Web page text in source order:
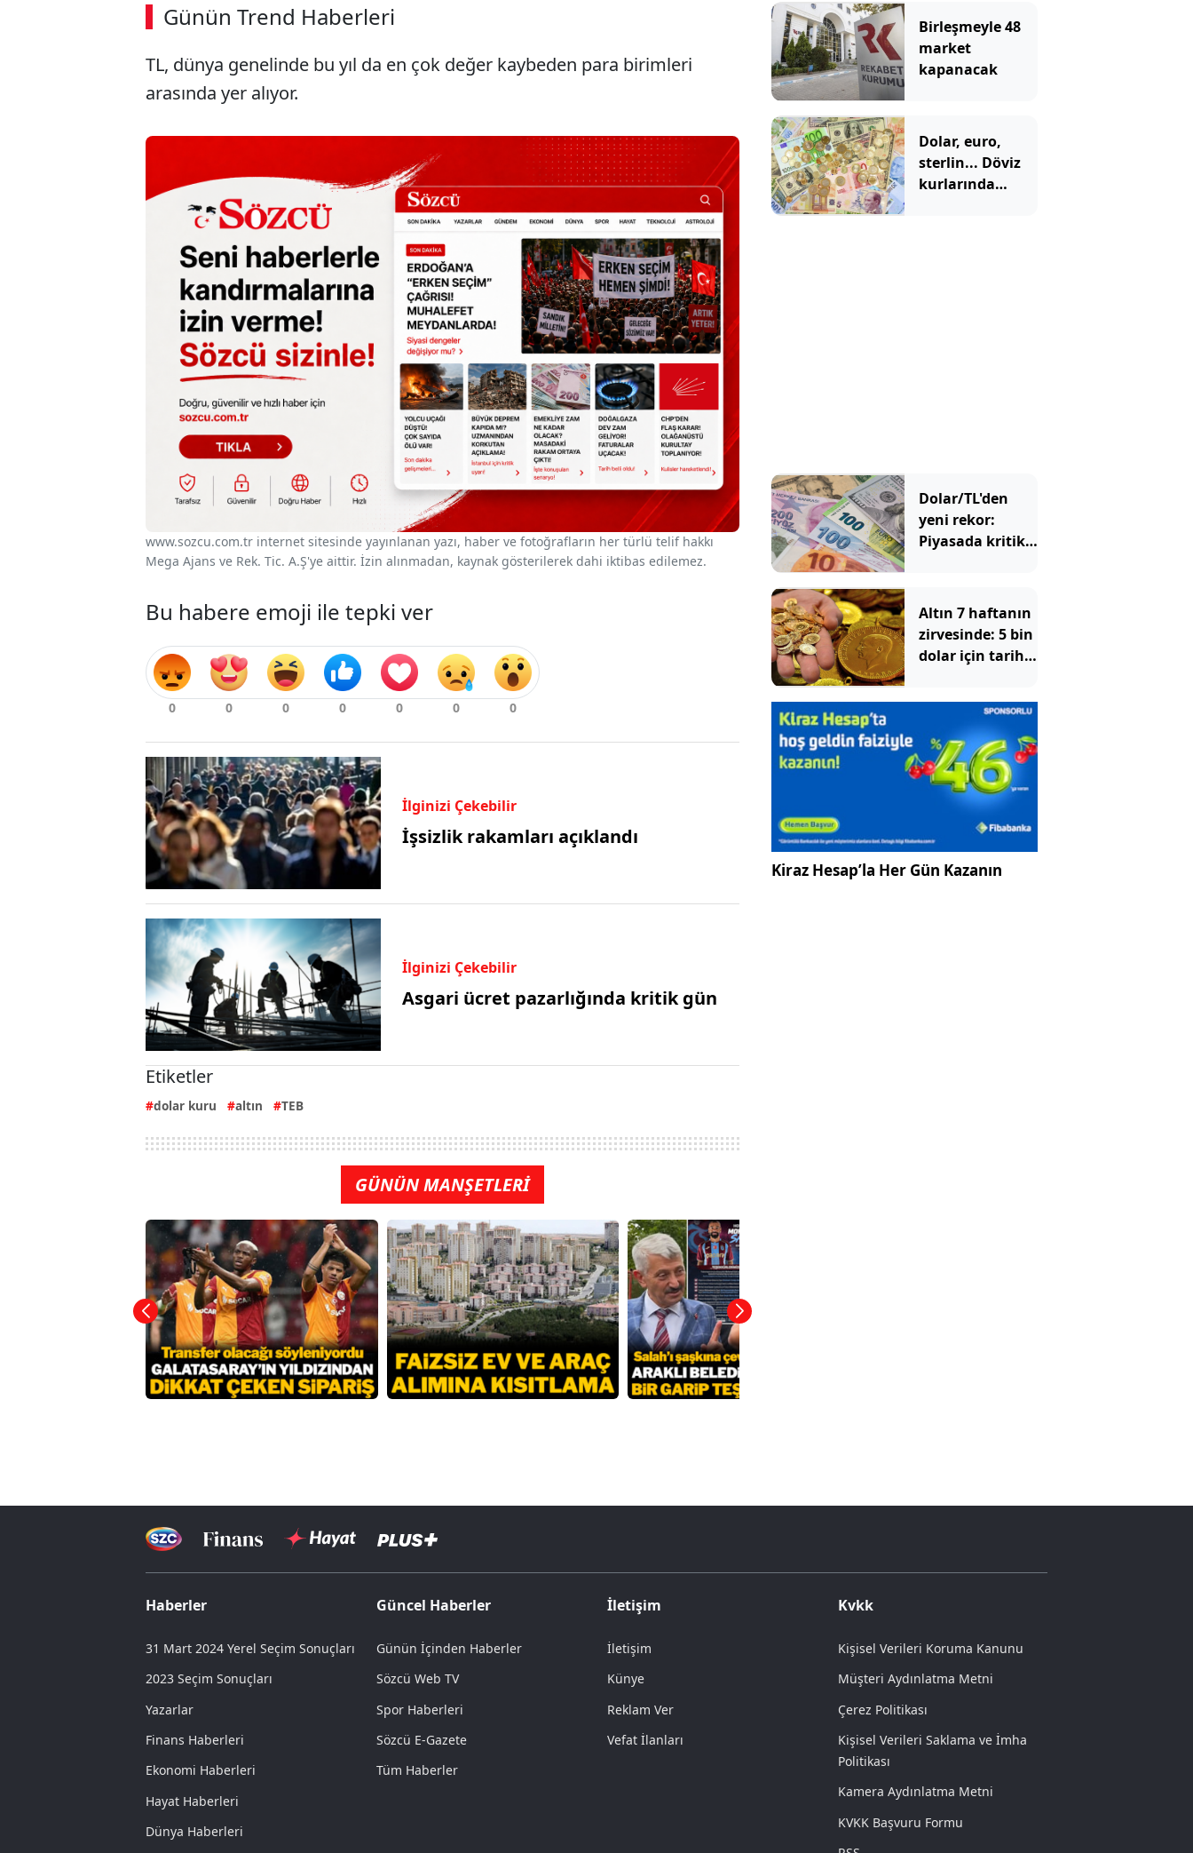
Günün Trend Haberleri
00:02 / 08:15
Sesi Aç
TL, dünya genelinde bu yıl da en çok değer kaybeden para birimleri
arasında yer alıyor.
www.sozcu.com.tr internet sitesinde yayınlanan yazı, haber ve fotoğrafların her türlü telif hakkı
Mega Ajans ve Rek. Tic. A.Ş'ye aittir. İzin alınmadan, kaynak gösterilerek dahi iktibas edilemez.
Bu habere emoji ile tepki ver
İlginizi Çekebilir
İşsizlik rakamları açıklandı
İlginizi Çekebilir
Asgari ücret pazarlığında kritik gün
Etiketler
dolar kuru altın TEB
GÜNÜN MANŞETLERİ
Birleşmeyle 48
market
kapanacak
Dolar, euro,
sterlin... Döviz
kurlarında
Dolar/TL'den
yeni rekor:
Piyasada kritik
alarmı!
Altın 7 haftanın
zirvesinde: 5 bin
dolar için tarih
Kiraz Hesap’la Her Gün Kazanın
Haberler
31 Mart 2024 Yerel Seçim Sonuçları
2023 Seçim Sonuçları
Yazarlar
Finans Haberleri
Ekonomi Haberleri
Hayat Haberleri
Dünya Haberleri
Güncel Haberler
Günün İçinden Haberler
Sözcü Web TV
Spor Haberleri
Sözcü E-Gazete
Tüm Haberler
İletişim
İletişim
Künye
Reklam Ver
Vefat İlanları
Kvkk
Kişisel Verileri Koruma Kanunu
Müşteri Aydınlatma Metni
Çerez Politikası
Kişisel Verileri Saklama ve İmha
Politikası
Kamera Aydınlatma Metni
KVKK Başvuru Formu